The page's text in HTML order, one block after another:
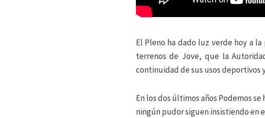
El Pleno ha dado luz verde hoy a
terrenos de Jove, que la
continuidad de sus usos deportivos
En los dos últimos años Podemos
ningún pudor siguen insistiendo en